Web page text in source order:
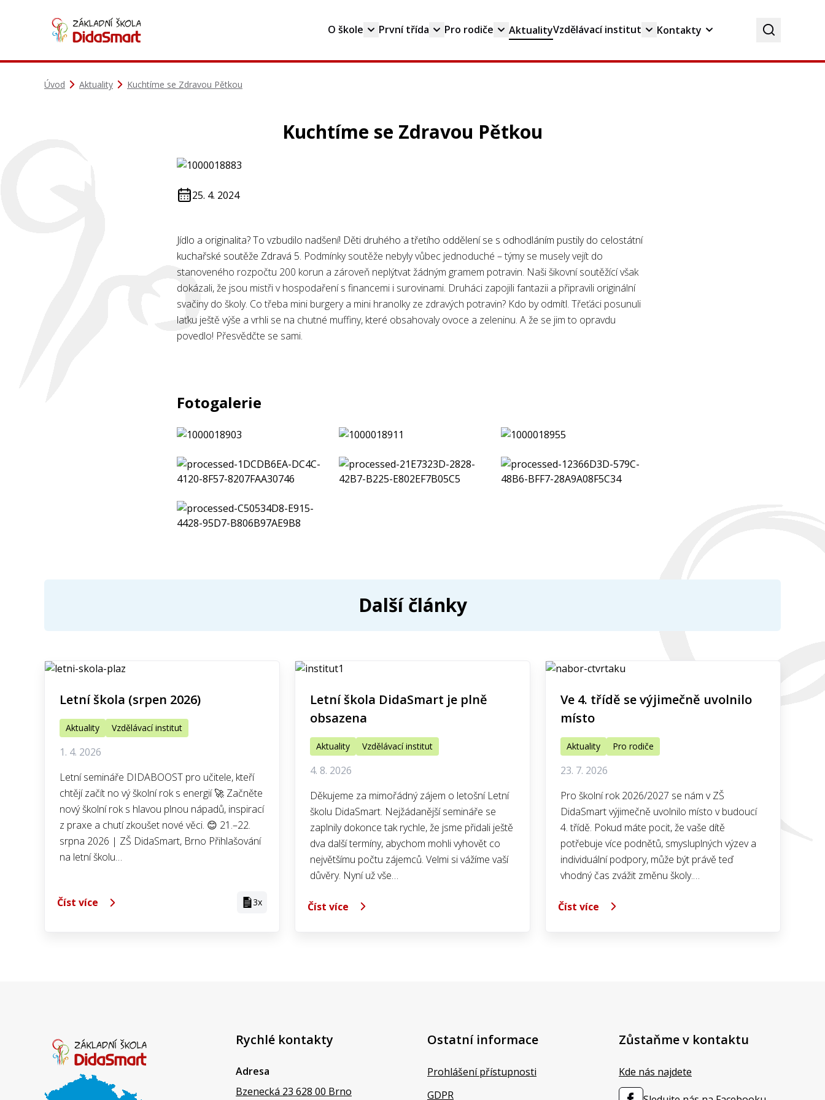
O škole První třída Pro rodiče AktualityVzdělávací institut Kontakty
Úvod Aktuality Kuchtíme se Zdravou Pětkou
Kuchtíme se Zdravou Pětkou
25. 4. 2024
Jídlo a originalita? To vzbudilo nadšení! Děti druhého a třetího oddělení se s odhodláním pustily do celostátní
kuchařské soutěže Zdravá 5. Podmínky soutěže nebyly vůbec jednoduché – týmy se musely vejít do
stanoveného rozpočtu 200 korun a zároveň neplýtvat žádným gramem potravin. Naši šikovní soutěžící však
dokázali, že jsou mistři v hospodaření s financemi i surovinami. Druháci zapojili fantazii a připravili originální
svačiny do školy. Co třeba mini burgery a mini hranolky ze zdravých potravin? Kdo by odmítl. Třeťáci posunuli
laťku ještě výše a vrhli se na chutné muffiny, které obsahovaly ovoce a zeleninu. A že se jim to opravdu
povedlo! Přesvědčte se sami.
Fotogalerie
Další články
Letní škola (srpen 2026)
Aktuality Vzdělávací institut
1. 4. 2026
Letní semináře DIDABOOST pro učitele, kteří
chtějí začít no vý školní rok s energií 🚀 Začněte
nový školní rok s hlavou plnou nápadů, inspirací
z praxe a chutí zkoušet nové věci. 😊 21.–22.
srpna 2026 | ZŠ DidaSmart, Brno Přihlašování
na letní školu…
Číst více 3x
Letní škola DidaSmart je plně
obsazena
Aktuality Vzdělávací institut
4. 8. 2026
Děkujeme za mimořádný zájem o letošní Letní
školu DidaSmart. Nejžádanější semináře se
zaplnily dokonce tak rychle, že jsme přidali ještě
dva další termíny, abychom mohli vyhovět co
největšímu počtu zájemců. Velmi si vážíme vaší
důvěry. Nyní už vše…
Číst více
Ve 4. třídě se výjimečně uvolnilo
místo
Aktuality Pro rodiče
23. 7. 2026
Pro školní rok 2026/2027 se nám v ZŠ
DidaSmart výjimečně uvolnilo místo v budoucí
4. třídě. Pokud máte pocit, že vaše dítě
potřebuje více podnětů, smysluplných výzev a
individuální podpory, může být právě teď
vhodný čas zvážit změnu školy.…
Číst více
Rychlé kontakty
Adresa
Bzenecká 23 628 00 Brno
Ostatní informace
Prohlášení přístupnosti
GDPR
Zůstaňme v kontaktu
Kde nás najdete